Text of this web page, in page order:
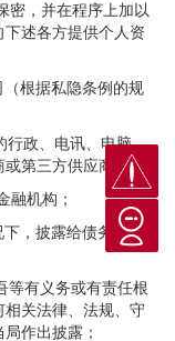
密，并在程序上加以
述各方提供个人资
根据私隐条例的规
行政、电讯、电脑、
或第三方供应商；
融机构；
，披露给债务催收
等有义务或有责任根
关法律、法规、守
作出披露；